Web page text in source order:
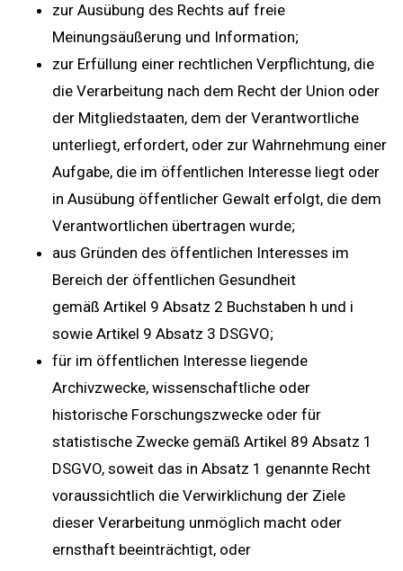
zur Ausübung des Rechts auf freie
Meinungsäußerung und Information;
zur Erfüllung einer rechtlichen Verpflichtung, die
die Verarbeitung nach dem Recht der Union oder
der Mitgliedstaaten, dem der Verantwortliche
unterliegt, erfordert, oder zur Wahrnehmung einer
Aufgabe, die im öffentlichen Interesse liegt oder
in Ausübung öffentlicher Gewalt erfolgt, die dem
Verantwortlichen übertragen wurde;
aus Gründen des öffentlichen Interesses im
Bereich der öffentlichen Gesundheit
gemäß Artikel 9 Absatz 2 Buchstaben h und i
sowie Artikel 9 Absatz 3 DSGVO;
für im öffentlichen Interesse liegende
Archivzwecke, wissenschaftliche oder
historische Forschungszwecke oder für
statistische Zwecke gemäß Artikel 89 Absatz 1
DSGVO, soweit das in Absatz 1 genannte Recht
voraussichtlich die Verwirklichung der Ziele
dieser Verarbeitung unmöglich macht oder
ernsthaft beeinträchtigt, oder